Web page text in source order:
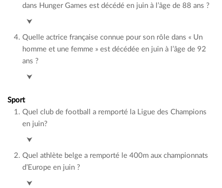
dans Hunger Games est décédé en juin à l’âge de 88 ans ?
Donald Sutherland
⮟
Quelle actrice française connue pour son rôle dans « Un
homme et une femme » est décédée en juin à l’âge de 92
ans ?
Anouk Aimée
⮟
Sport
Quel club de football a remporté la Ligue des Champions
en juin?
Real Madrid (c Dortmund)
⮟
Quel athlète belge a remporté le 400m aux championnats
d’Europe en juin ?
Alexander Doom
⮟